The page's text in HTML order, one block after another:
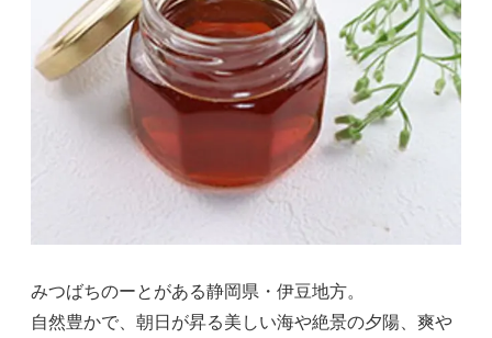
みつばちのーとがある静岡県・伊豆地方。
自然豊かで、朝日が昇る美しい海や絶景の夕陽、爽や